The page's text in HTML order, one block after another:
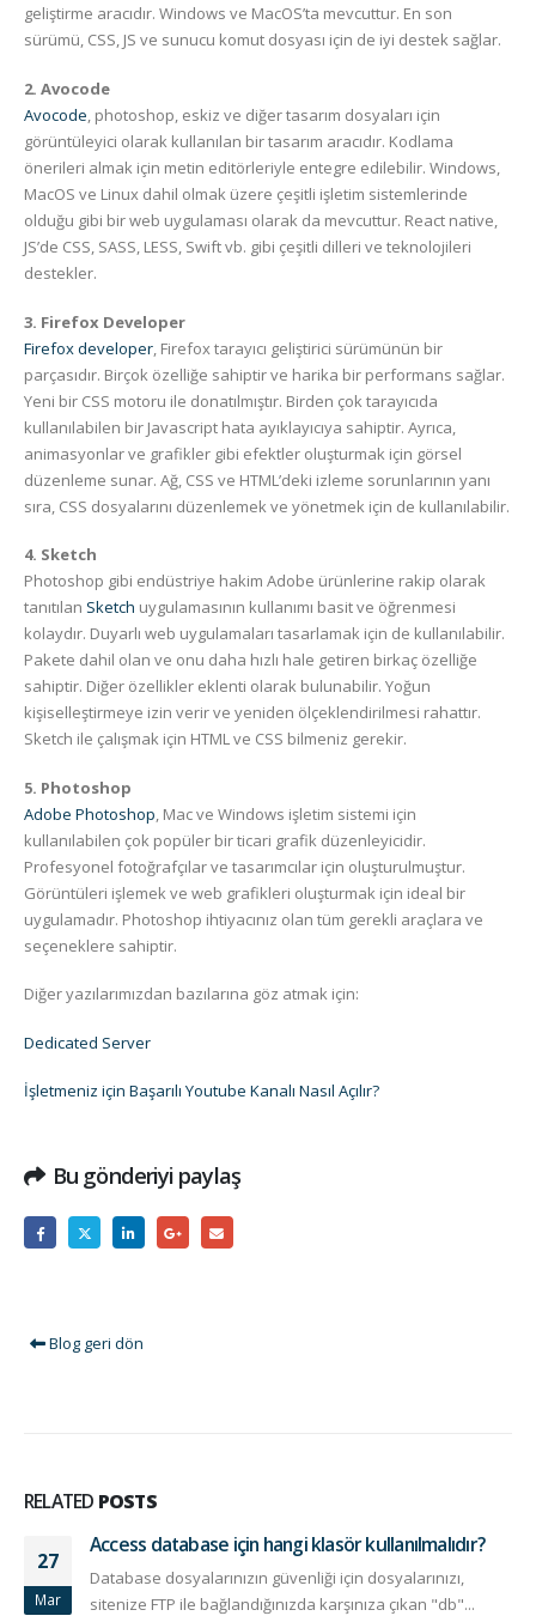
geliştirme aracıdır. Windows ve MacOS’ta mevcuttur. En son
sürümü, CSS, JS ve sunucu komut dosyası için de iyi destek sağlar.
2. Avocode
Avocode, photoshop, eskiz ve diğer tasarım dosyaları için
görüntüleyici olarak kullanılan bir tasarım aracıdır. Kodlama
önerileri almak için metin editörleriyle entegre edilebilir. Windows,
MacOS ve Linux dahil olmak üzere çeşitli işletim sistemlerinde
olduğu gibi bir web uygulaması olarak da mevcuttur. React native,
JS’de CSS, SASS, LESS, Swift vb. gibi çeşitli dilleri ve teknolojileri
destekler.
3. Firefox Developer
Firefox developer , Firefox tarayıcı geliştirici sürümünün bir
parçasıdır. Birçok özelliğe sahiptir ve harika bir performans sağlar.
Yeni bir CSS motoru ile donatılmıştır. Birden çok tarayıcıda
kullanılabilen bir Javascript hata ayıklayıcıya sahiptir. Ayrıca,
animasyonlar ve grafikler gibi efektler oluşturmak için görsel
düzenleme sunar. Ağ, CSS ve HTML’deki izleme sorunlarının yanı
sıra, CSS dosyalarını düzenlemek ve yönetmek için de kullanılabilir.
4. Sketch
Photoshop gibi endüstriye hakim Adobe ürünlerine rakip olarak
tanıtılan Sketch uygulamasının kullanımı basit ve öğrenmesi
kolaydır. Duyarlı web uygulamaları tasarlamak için de kullanılabilir.
Pakete dahil olan ve onu daha hızlı hale getiren birkaç özelliğe
sahiptir. Diğer özellikler eklenti olarak bulunabilir. Yoğun
kişiselleştirmeye izin verir ve yeniden ölçeklendirilmesi rahattır.
Sketch ile çalışmak için HTML ve CSS bilmeniz gerekir.
5. Photoshop
Adobe Photoshop, Mac ve Windows işletim sistemi için
kullanılabilen çok popüler bir ticari grafik düzenleyicidir.
Profesyonel fotoğrafçılar ve tasarımcılar için oluşturulmuştur.
Görüntüleri işlemek ve web grafikleri oluşturmak için ideal bir
uygulamadır. Photoshop ihtiyacınız olan tüm gerekli araçlara ve
seçeneklere sahiptir.
Diğer yazılarımızdan bazılarına göz atmak için:
Dedicated Server
İşletmeniz için Başarılı Youtube Kanalı Nasıl Açılır?
Bu gönderiyi paylaş
Blog geri dön
RELATED POSTS
27
Mar
Access database için hangi klasör kullanılmalıdır?
Database dosyalarınızın güvenliği için dosyalarınızı,
sitenize FTP ile bağlandığınızda karşınıza çıkan "db"...